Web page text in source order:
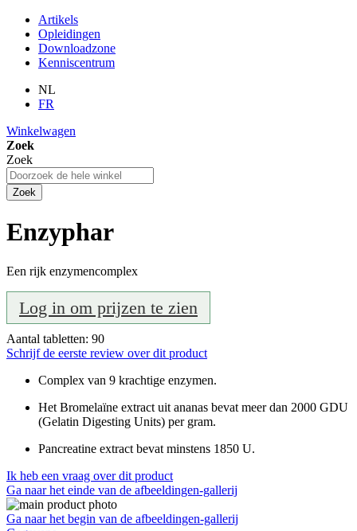
Artikels
Opleidingen
Downloadzone
Kenniscentrum
NL
FR
Winkelwagen
Zoek
Zoek
Zoek
Enzyphar
Een rijk enzymencomplex
Log in om prijzen te zien
Aantal tabletten: 90
Schrijf de eerste review over dit product
Complex van 9 krachtige enzymen.
Het Bromelaïne extract uit ananas bevat meer dan 2000 GDU
(Gelatin Digesting Units) per gram.
Pancreatine extract bevat minstens 1850 U.
Ik heb een vraag over dit product
Ga naar het einde van de afbeeldingen-gallerij
Ga naar het begin van de afbeeldingen-gallerij